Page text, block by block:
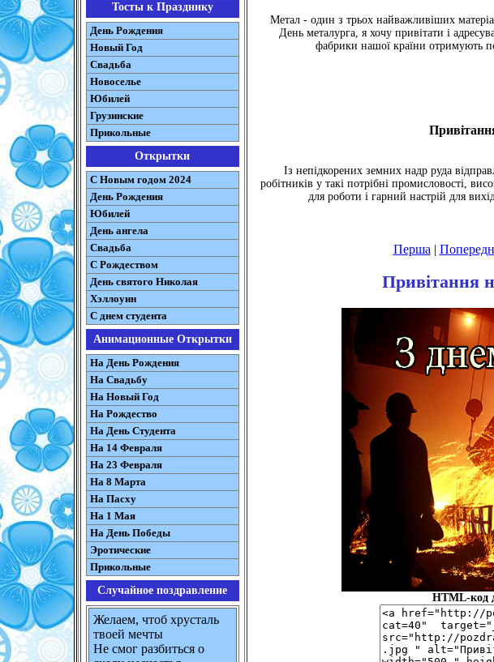
Тосты к Празднику
День Рождения
Новый Год
Свадьба
Новоселье
Юбилей
Грузинские
Прикольные
Открытки
С Новым годом 2024
День Рождения
Юбилей
День ангела
Свадьба
С Рождеством
День святого Николая
Хэллоуин
С днем студента
Анимационные Открытки
На День Рождения
На Свадьбу
На Новый Год
На Рождество
На День Студента
На 14 Февраля
На 23 Февраля
На 8 Марта
На Пасху
На 1 Мая
На День Победы
Эротические
Прикольные
Случайное поздравление
Желаем, чтоб хрусталь
твоей мечты
Не смог разбиться о
Метал - один з трьох найважливіших
День металурга, я хочу привітати і
фабрики нашої країни отримують
Із непідкорених земних надр руда
робітників у такі потрібні промисловості,
для роботи і гарний настрій для
Перша |
Привітання
HTML-код